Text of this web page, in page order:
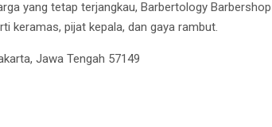
yang tetap terjangkau, Barbertology Barbershop
keramas, pijat kepala, dan gaya rambut.
Jawa Tengah 57149